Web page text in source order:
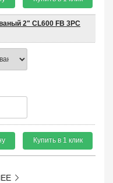
2" CL600 FB 3PC
Купить в 1 клик